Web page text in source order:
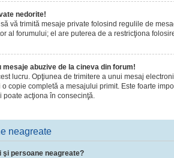
nedorite!
vă trimită mesaje private folosind regulile de
al forumului; el are puterea de a restricţiona
abuzive de la cineva din forum!
lucru. Opţiunea de trimitere a unui mesaj
copie completă a mesajului primit. Este foarte
poate acţiona în consecinţă.
neagreate
şi persoane neagreate?